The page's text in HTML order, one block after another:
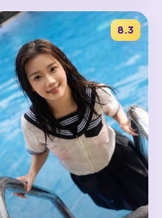
8.3